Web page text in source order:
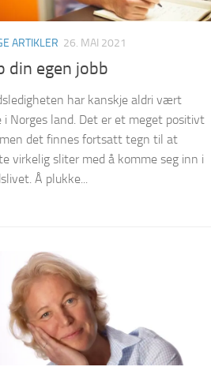
ARTIKLER 26. MAI 2021
din egen jobb
har kanskje aldri vært
i Norges land. Det er et meget positivt
det finnes fortsatt tegn til at
virkelig sliter med å komme seg inn i
Å plukke...